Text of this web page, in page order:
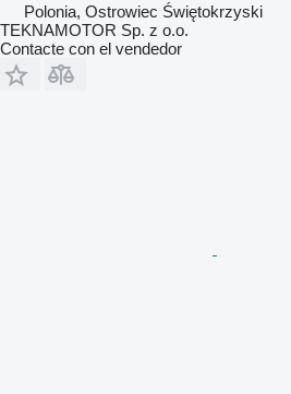
Polonia, Ostrowiec Świętokrzyski
TEKNAMOTOR Sp. z o.o.
Contacte con el vendedor